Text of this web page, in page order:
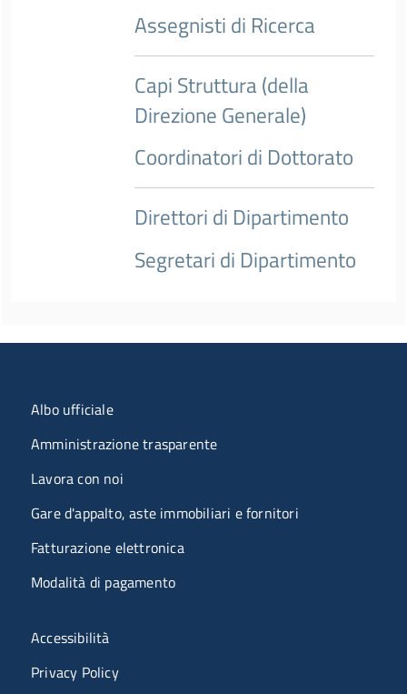
Assegnisti di Ricerca
Capi Struttura (della
Direzione Generale)
Coordinatori di Dottorato
Direttori di Dipartimento
Segretari di Dipartimento
Menu organizzazione
Albo ufficiale
Amministrazione trasparente
Lavora con noi
Gare d'appalto, aste immobiliari e fornitori
Fatturazione elettronica
Modalità di pagamento
Menù riferimenti
Accessibilità
Privacy Policy